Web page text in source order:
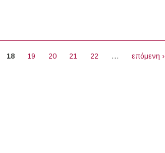
18 19 20 21 22 …
επόμενη ›